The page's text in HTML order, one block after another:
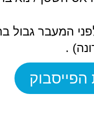
המעבר גבול
.